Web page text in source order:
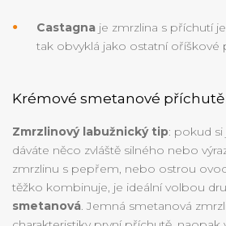
Castagna je zmrzlina s příchutí
tak obvyklá jako ostatní oříškové
Krémové smetanové příchutě
Zmrzlinový labužnický tip: pokud
dáváte něco zvláště silného nebo
zmrzlinu s pepřem, nebo ostrou
těžko kombinuje, je ideální volbou
smetanová. Jemná smetanová